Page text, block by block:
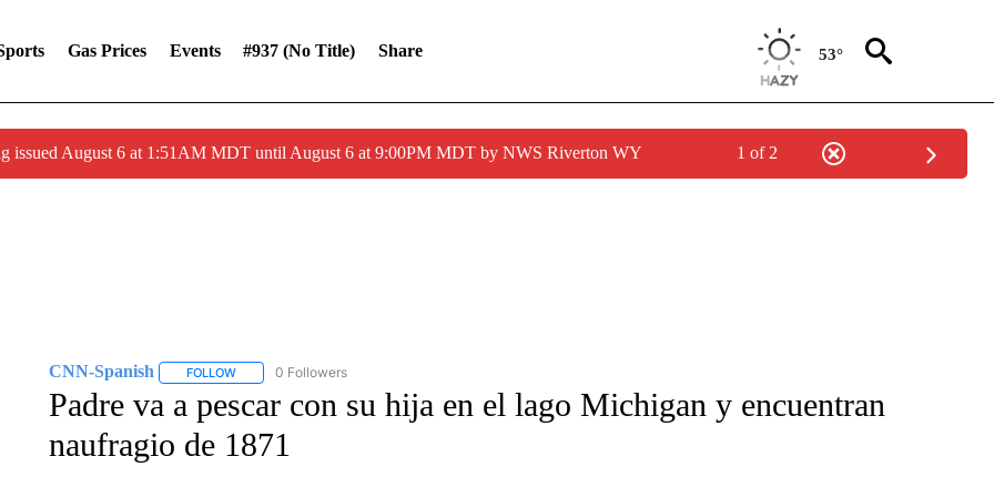
Gas Prices Events #937 (no Title) Share 53°
issued August 6 at 1:51AM MDT until August 6 at 9:00PM MDT by NWS Riverton WY 1 of 2
CNN-Spanish FOLLOWFOLLOW "CNN-SPANISH" TO RECEIVE NOTIFICATIONS ABOUT NEW PAGES ON "CNN-SPANISH".
0 Followers
Padre va a pescar con su hija en el lago Michigan y encuentran
naufragio de 1871